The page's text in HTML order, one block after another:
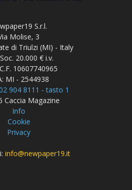
S.r.l.
Molise, 3
di Triulzi (MI) - Italy
20.000 € i.v.
10607740965
MI - 2544938
904 8111 - tasto 1
Caccia Magazine
Info
Cookie
Privacy
info@newpaper19.it